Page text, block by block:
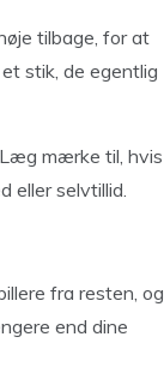
tilbage, for at
stik, de egentlig
mærke til, hvis
eller selvtillid.
fra resten, og
end dine